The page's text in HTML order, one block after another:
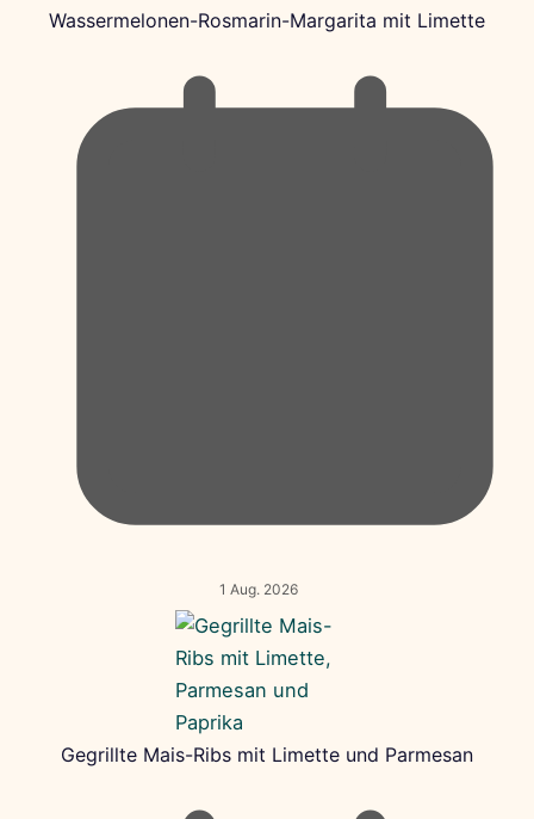
Wassermelonen-Rosmarin-Margarita mit Limette
1 Aug. 2026
Gegrillte Mais-Ribs mit Limette und Parmesan